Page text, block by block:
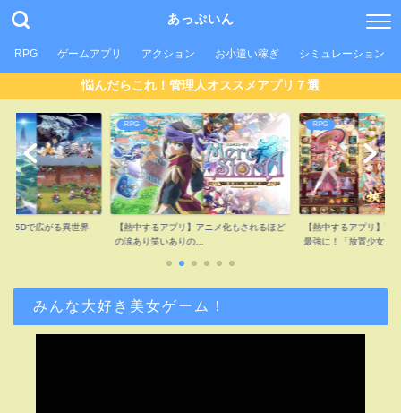
あっぷいん
RPG ゲームアプリ アクション お小遣い稼ぎ シミュレーション
悩んだらこれ！管理人オススメアプリ７選
RPG
【熱中するアプリ】アニメ化もされるほど
RPG
【熱中するアプリ】可愛い女の子を放置で
最強に！「放置少女...
【
世
みんな大好き美女ゲーム！